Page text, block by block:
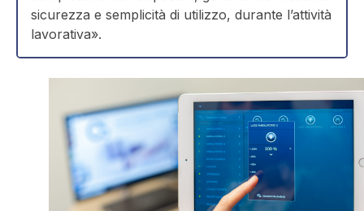
sicurezza e semplicità di utilizzo, durante l’attività
lavorativa».